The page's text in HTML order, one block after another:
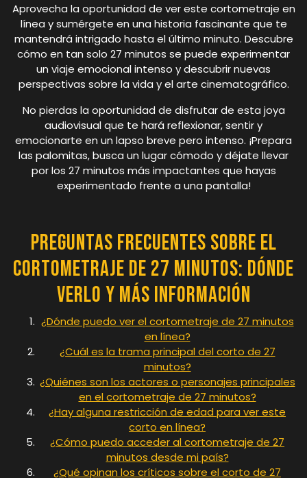
Aprovecha la oportunidad de ver este cortometraje en
línea y sumérgete en una historia fascinante que te
mantendrá intrigado hasta el último minuto. Descubre
cómo en tan solo 27 minutos se puede experimentar
un viaje emocional intenso y descubrir nuevas
perspectivas sobre la vida y el arte cinematográfico.
No pierdas la oportunidad de disfrutar de esta joya
audiovisual que te hará reflexionar, sentir y
emocionarte en un lapso breve pero intenso. ¡Prepara
las palomitas, busca un lugar cómodo y déjate llevar
por los 27 minutos más impactantes que hayas
experimentado frente a una pantalla!
Preguntas Frecuentes sobre el
Cortometraje de 27 Minutos: Dónde
Verlo y Más Información
¿Dónde puedo ver el cortometraje de 27 minutos
en línea?
¿Cuál es la trama principal del corto de 27
minutos?
¿Quiénes son los actores o personajes principales
en el cortometraje de 27 minutos?
¿Hay alguna restricción de edad para ver este
corto en línea?
¿Cómo puedo acceder al cortometraje de 27
minutos desde mi país?
¿Qué opinan los críticos sobre el corto de 27